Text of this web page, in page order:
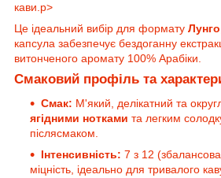
кави.p>
Це ідеальний вибір для формату Лунго
капсула забезпечує бездоганну
витонченого аромату 100% Арабіки.
Смаковий профіль та
Смак: М'який, делікатний та
ягідними нотками та легким
післясмаком.
Інтенсивність: 7 з 12
міцність, ідеально для тривалого